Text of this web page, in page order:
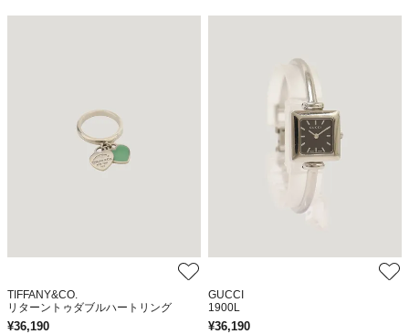
TIFFANY&CO.
リターントゥダブルハートリング
¥36,190
GUCCI
1900L
¥36,190